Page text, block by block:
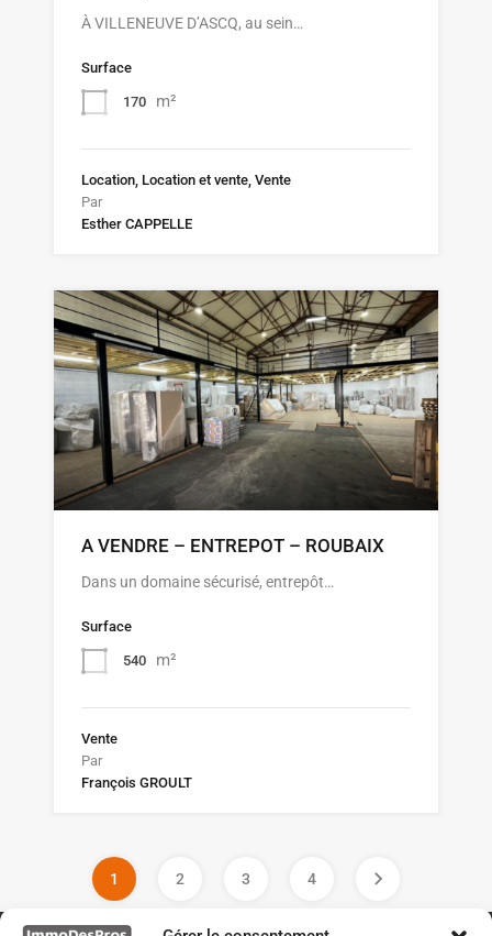
À VILLENEUVE D’ASCQ, au sein…
Surface
170 m²
Location, Location et vente, Vente
Par
Esther CAPPELLE
A VENDRE – ENTREPOT – ROUBAIX
Dans un domaine sécurisé, entrepôt…
Surface
540 m²
Vente
Par
François GROULT
1 2 3 4